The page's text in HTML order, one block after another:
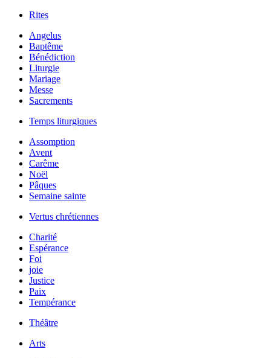
Rites
Angelus
Baptême
Bénédiction
Liturgie
Mariage
Messe
Sacrements
Temps liturgiques
Assomption
Avent
Carême
Noël
Pâques
Semaine sainte
Vertus chrétiennes
Charité
Espérance
Foi
joie
Justice
Paix
Tempérance
Théâtre
Arts